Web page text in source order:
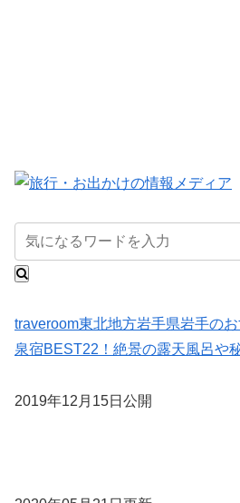
traveroom東北地方岩手県岩手の
泉宿BEST22！絶景の露天風呂や
2019年12月15日公開